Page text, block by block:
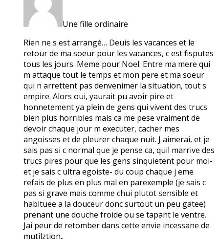
Une fille ordinaire
Rien ne s est arrangé… Deuis les vacances et le
retour de ma soeur pour les vacances, c est fisputes
tous les jours. Meme pour Noel. Entre ma mere qui
m attaque tout le temps et mon pere et ma soeur
qui n arrettent pas denvenimer la situation, tout s
empire. Alors oui, yaurait pu avoir pire et
honnetement ya plein de gens qui vivent des trucs
bien plus horribles mais ca me pese vraiment de
devoir chaque jour m executer, cacher mes
angoisses et de pleurer chaque nuit. J aimerai, et je
sais pas si c normal que je pense ca, quil marrive des
trucs pires pour que les gens sinquietent pour moi-
et je sais c ultra egoiste- du coup chaque j eme
refais de plus en plus mal en parexemple (je sais c
pas si grave mais comme chui plutot sensible et
habituee a la douceur donc surtout un peu gatee)
prenant une douche froide ou se tapant le ventre.
Jai peur de retomber dans cette envie incessane de
mutilztion..